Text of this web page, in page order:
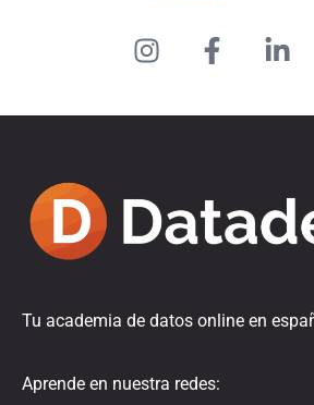
Tu academia de datos online en
Aprende en nuestra redes: